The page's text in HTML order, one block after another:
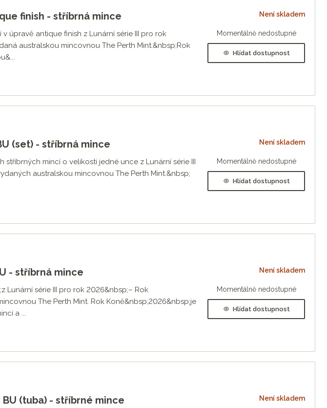
finish - stříbrná mince
úpravě antique finish z Lunární série III pro rok
australskou mincovnou The Perth Mint.&nbsp;Rok
Není skladem
Momentálně nedostupné
Hlídat dostupnost
(set) - stříbrná mince
stříbrných mincí o velikosti jedné unce z Lunární série III
australskou mincovnou The Perth Mint.&nbsp;
Není skladem
Momentálně nedostupné
Hlídat dostupnost
- stříbrná mince
Lunární série III pro rok 2026&nbsp;– Rok
The Perth Mint. Rok Koně&nbsp;2026&nbsp;je
a ...
Není skladem
Momentálně nedostupné
Hlídat dostupnost
BU (tuba) - stříbrné mince Není skladem